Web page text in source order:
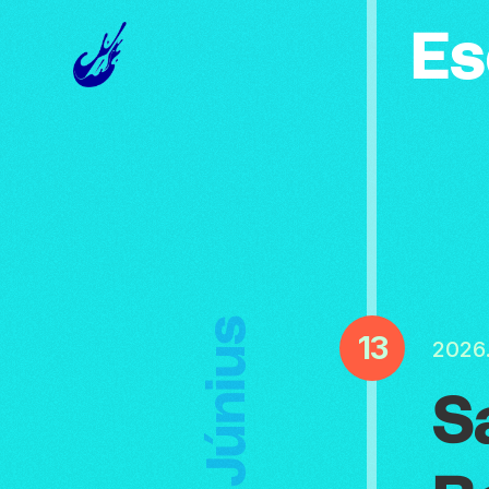
Június 13